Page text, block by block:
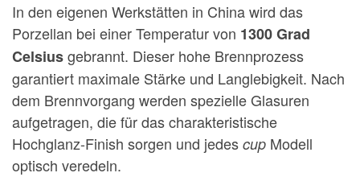
In den eigenen Werkstätten in China wird das
Porzellan bei einer Temperatur von 1300 Grad
Celsiusgebrannt. Dieser hohe Brennprozess
garantiert maximale Stärke und Langlebigkeit. Nach
dem Brennvorgang werden spezielle Glasuren
aufgetragen, die für das charakteristische
Hochglanz-Finish sorgen und jedes cup Modell
optisch veredeln.